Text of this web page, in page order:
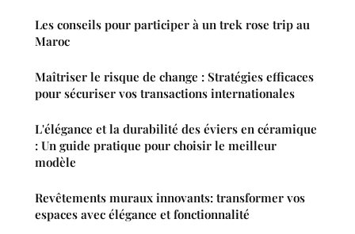
Les conseils pour participer à un trek rose trip au
Maroc
Maîtriser le risque de change : Stratégies efficaces
pour sécuriser vos transactions internationales
L'élégance et la durabilité des éviers en céramique
: Un guide pratique pour choisir le meilleur
modèle
Revêtements muraux innovants: transformer vos
espaces avec élégance et fonctionnalité